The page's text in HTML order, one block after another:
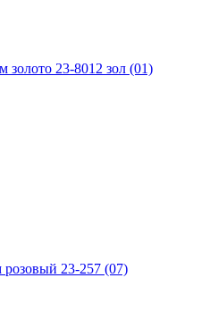
золото 23-8012 зол (01)
розовый 23-257 (07)